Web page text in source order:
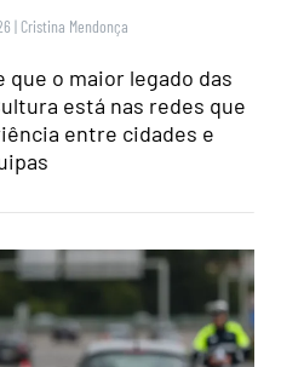
| Cristina Mendonça
que o maior legado das
está nas redes que
entre cidades e